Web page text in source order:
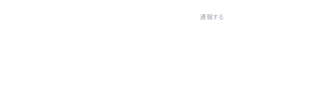
通報する